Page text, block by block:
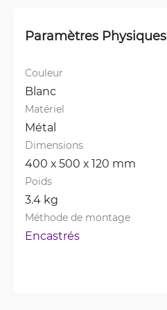
Paramètres Physiques
Couleur
Blanc
Matériel
Métal
Dimensions
400 х 500 х 120 mm
Poids
3.4 kg
Méthode de montage
Encastrés